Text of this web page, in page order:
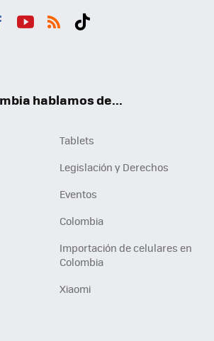
hablamos de...
Tablets
Legislación y Derechos
Eventos
Colombia
Importación de celulares en
Colombia
Xiaomi